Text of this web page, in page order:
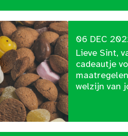
06 DEC
Lieve Sint,
cadeautje
welzijn van